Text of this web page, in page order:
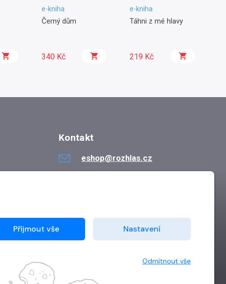
e-kniha
Černý dům
340 Kč
e-kniha
Táhni z mé hlavy
219 Kč
Kontakt
eshop@rozhlas.cz
Přijmout vše Nastavení
Odmítnout vše